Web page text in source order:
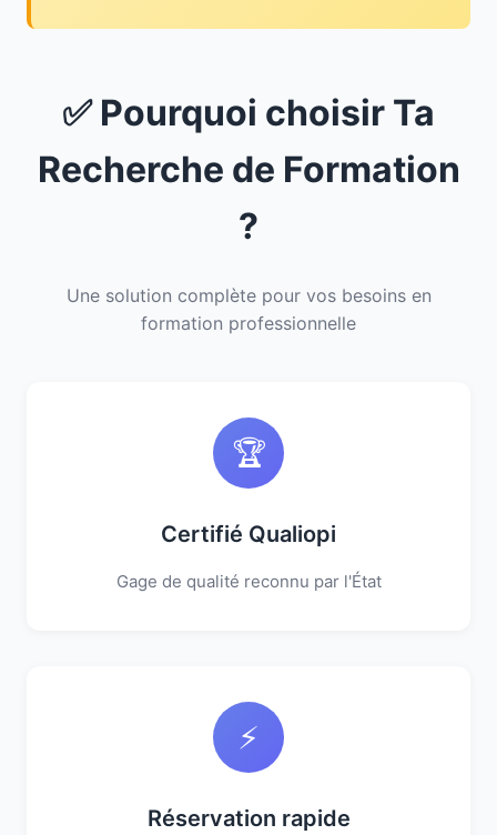
✅ Pourquoi choisir Ta
Recherche de Formation
?
Une solution complète pour vos besoins en
formation professionnelle
🏆
Certifié Qualiopi
Gage de qualité reconnu par l'État
⚡
Réservation rapide